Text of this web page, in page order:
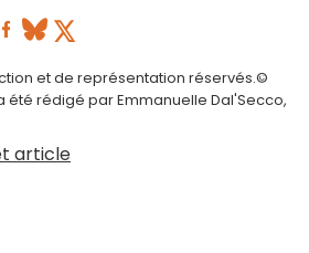
et de représentation réservés.©
été rédigé par Emmanuelle Dal'Secco,
article